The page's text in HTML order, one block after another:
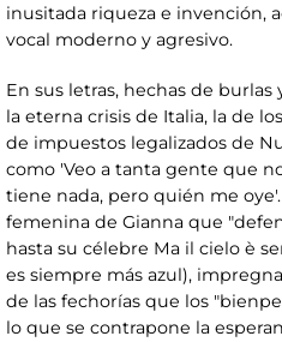
inusitada riqueza e invención,
vocal moderno y agresivo.
En sus letras, hechas de burlas
la eterna crisis de Italia, la de
de impuestos legalizados de
como 'Veo a tanta gente que
tiene nada, pero quién me
femenina de Gianna que
hasta su célebre Ma il cielo è
es siempre más azul),
de las fechorías que los
lo que se contrapone la